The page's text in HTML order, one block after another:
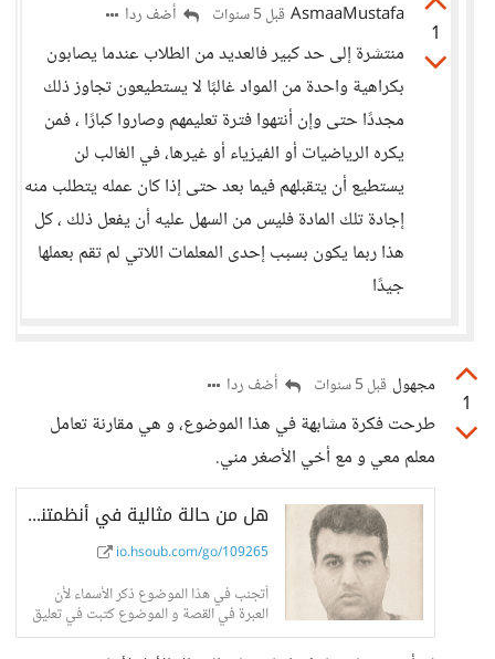
1
AsmaaMustafa قبل 5 سنوات أضف ردا
منتشرة إلى حد كبير فالعديد من الطلاب عندما يصابون
بكراهية واحدة من المواد غالبًا لا يستطيعون تجاوز ذلك
مجددًا حتى وإن أنتهوا فترة تعليمهم وصاروا كبارًا ، فمن
يكره الرياضيات أو الفيزياء أو غيرها، في الغالب لن
يستطيع أن يتقبلهم فيما بعد حتى إذا كان عمله يتطلب منه
إجادة تلك المادة فليس من السهل عليه أن يفعل ذلك ، كل
هذا ربما يكون بسبب إحدى المعلمات اللاتي لم تقم بعملها
جيدًا
1
مجهول قبل 5 سنوات أضف ردا
طرحت فكرة مشابهة في هذا الموضوع، و هي مقارنة تعامل
معلم معي و مع أخي الأصغر مني.
هل من حالة مثالية في أنظمتنا التعليمية؟ - حسوب I/O
io.hsoub.com/go/109265
أتجنب في هذا الموضوع ذكر الأسماء لأن
العبرة في القصة و الموضوع كتبت في تعليق
سابق